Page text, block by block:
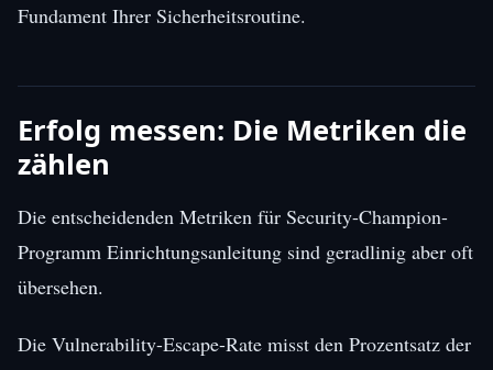
Fundament Ihrer Sicherheitsroutine.
Erfolg messen: Die Metriken die
zählen
Die entscheidenden Metriken für Security-Champion-
Programm Einrichtungsanleitung sind geradlinig aber oft
übersehen.
Die Vulnerability-Escape-Rate misst den Prozentsatz der